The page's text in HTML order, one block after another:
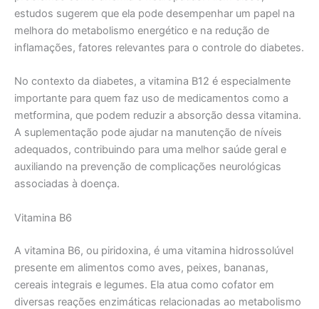
estudos sugerem que ela pode desempenhar um papel na
melhora do metabolismo energético e na redução de
inflamações, fatores relevantes para o controle do diabetes.
No contexto da diabetes, a vitamina B12 é especialmente
importante para quem faz uso de medicamentos como a
metformina, que podem reduzir a absorção dessa vitamina.
A suplementação pode ajudar na manutenção de níveis
adequados, contribuindo para uma melhor saúde geral e
auxiliando na prevenção de complicações neurológicas
associadas à doença.
Vitamina B6
A vitamina B6, ou piridoxina, é uma vitamina hidrossolúvel
presente em alimentos como aves, peixes, bananas,
cereais integrais e legumes. Ela atua como cofator em
diversas reações enzimáticas relacionadas ao metabolismo